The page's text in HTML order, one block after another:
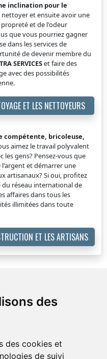
des
des cookies et
de suivi
inclination pour le
nettoyer et ensuite avoir une
et de l'odeur
que vous pourriez gagner
dans les services de
de devenir membre du
SERVICESet faire des
avec des possibilités
ET LES NETTOYEURS
compétente, bricoleuse,
aimez le travail polyvalent
les gens? Pensez-vous que
et démarrer une
artisanaux? Si oui, profitez
réseau international de
affaires dans tous les
illimitées dans toute
ET LES ARTISANS
commencé